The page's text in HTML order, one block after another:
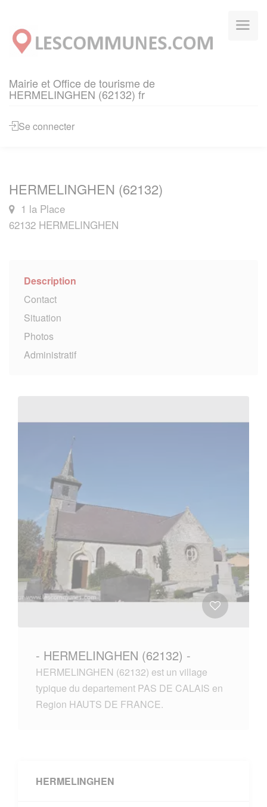
Mairie et Office de tourisme de
HERMELINGHEN (62132) fr
Se connecter
HERMELINGHEN (62132)
1 la Place
62132 HERMELINGHEN
Description
Contact
Situation
Photos
Administratif
- HERMELINGHEN (62132) -
HERMELINGHEN (62132) est un village
typique du departement PAS DE CALAIS en
Region HAUTS DE FRANCE.
HERMELINGHEN